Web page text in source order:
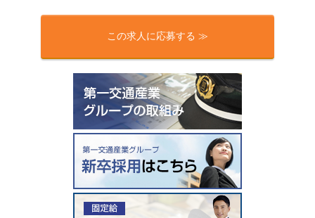
この求人に応募する ≫